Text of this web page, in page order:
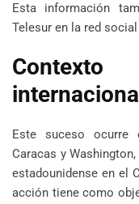
Esta información
Telesur en la red social
Este suceso ocurre
Caracas y
estadounidense en el
acción tiene como